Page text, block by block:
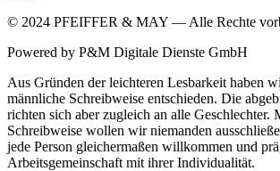
© 2024 PFEIFFER & MAY — Alle Rechte
Powered by P&M Digitale Dienste GmbH
Aus Gründen der leichteren Lesbarkeit haben
männliche Schreibweise entschieden. Die
richten sich aber zugleich an alle Geschlechter.
Schreibweise wollen wir niemanden
jede Person gleichermaßen willkommen und
Arbeitsgemeinschaft mit ihrer Individualität.